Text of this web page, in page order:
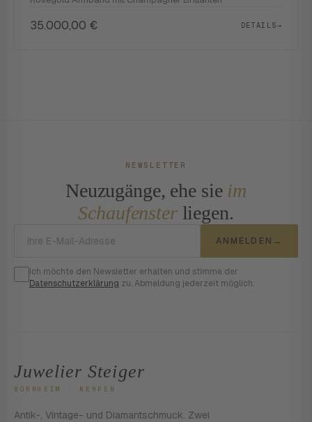
35.000,00 € DETAILS→
NEWSLETTER
Neuzugänge, ehe sie im
Schaufensterliegen.
ANMELDEN →
Ich möchte den Newsletter erhalten und stimme der
Datenschutzerklärung zu. Abmeldung jederzeit möglich.
Juwelier Steiger
BORNHEIM · KERPEN
Antik-, Vintage- und Diamantschmuck. Zwei